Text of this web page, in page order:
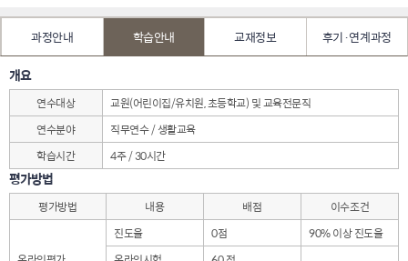
과정안내 학습안내 교재정보 후기·연계과정
개요
연수대상
교원(어린이집/유치원, 초등학교) 및 교육전문직
연수분야
직무연수 / 생활교육
학습시간
4주 / 30시간
평가방법
평가방법 내용 배점 이수조건
진도율 0점
90% 이상 진도율